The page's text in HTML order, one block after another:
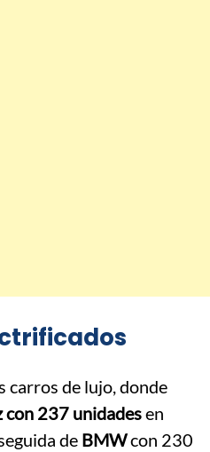
carros de lujo, donde
237 unidadesen
de BMWcon 230